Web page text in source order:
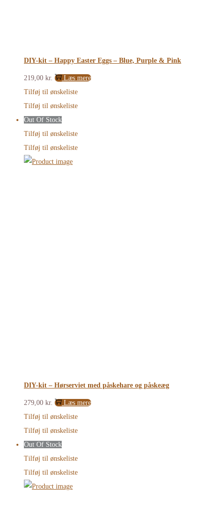
DIY-kit – Happy Easter Eggs – Blue, Purple & Pink
219,00 kr.
Læs mere
Tilføj til ønskeliste
Tilføj til ønskeliste
Out Of Stock
Tilføj til ønskeliste
Tilføj til ønskeliste
DIY-kit – Hørserviet med påskehare og påskeæg
279,00 kr.
Læs mere
Tilføj til ønskeliste
Tilføj til ønskeliste
Out Of Stock
Tilføj til ønskeliste
Tilføj til ønskeliste